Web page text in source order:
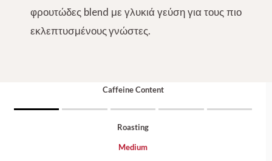
φρουτώδες blend με γλυκιά γεύση για τους πιο
εκλεπτυσμένους γνώστες.
Caffeine Content
Roasting
Medium